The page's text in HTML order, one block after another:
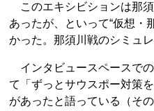
このエキシビションは那
あったが、といって“仮想・
かった。那須川戦のシミュ
インタビュースペースで
て「ずっとサウスポー対策
があったと語っている（そ